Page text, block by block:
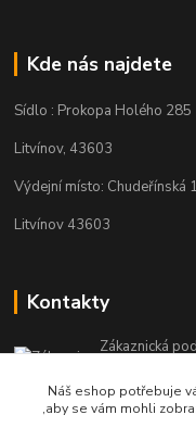
Kde nás najdete
Sídlo : Prokopa Holého 285
Litvínov, 43603
Výdejní místo: Chudeřínská
Litvínov 43603
Kontakty
Zákaznická
(Po-Pá, 8-16
Náš eshop potřebuje
,aby se vám mohli